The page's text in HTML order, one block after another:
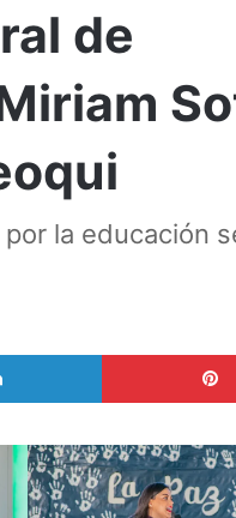
de
la educación
LinkedIn